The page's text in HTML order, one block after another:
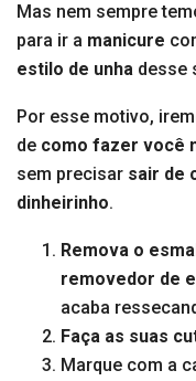
Mas nem sempre
para ir a manicure
estilo de unha desse
Por esse motivo,
de como fazer você
sem precisar sair de
dinheirinho.
Remova o
removedor de
acaba
Faça as suas
Marque com a